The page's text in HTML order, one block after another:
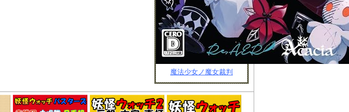
魔法少女ノ魔女裁判